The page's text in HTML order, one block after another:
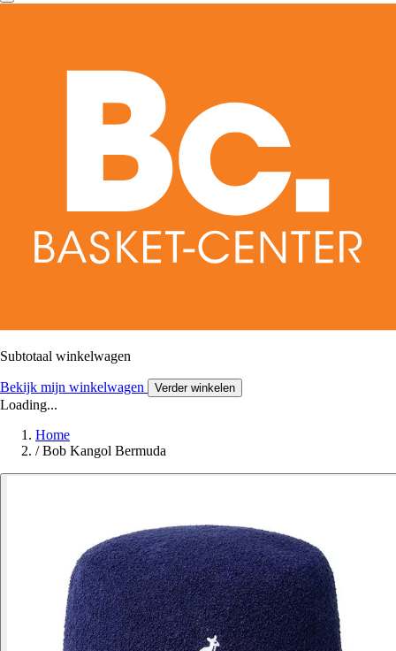
Subtotaal winkelwagen
Bekijk mijn winkelwagen Verder winkelen
Loading...
Home
/ Bob Kangol Bermuda